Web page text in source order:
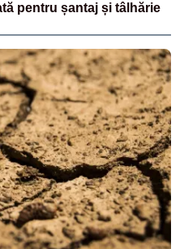
pentru șantaj și tâlhărie